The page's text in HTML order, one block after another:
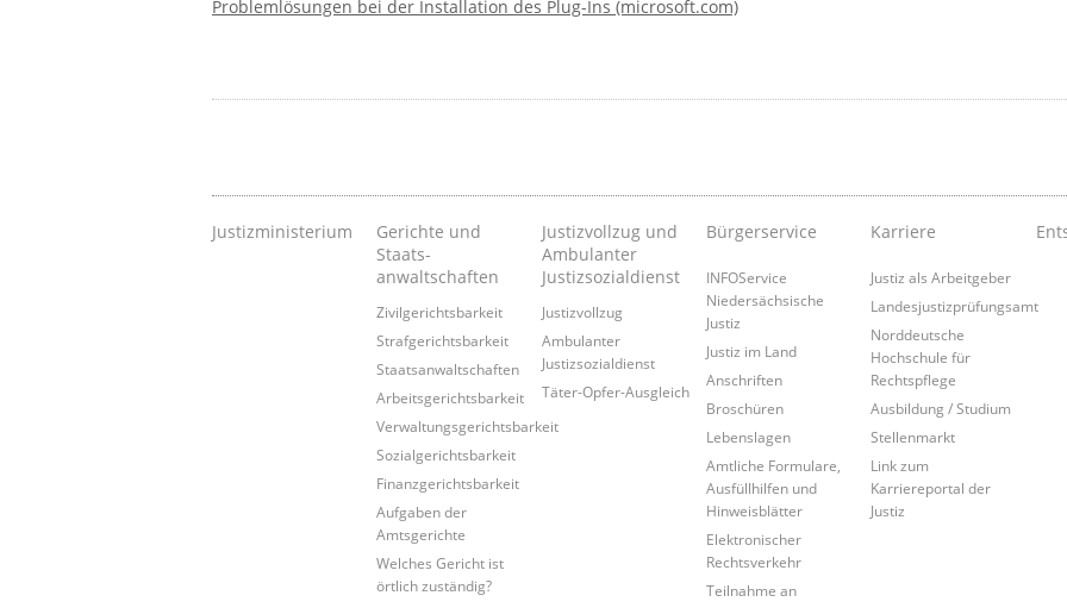
Problemlösungen bei der Installation des Plug-Ins (microsoft.com)
Justizministerium
Gerichte und
Staats-
anwaltschaften
Zivilgerichtsbarkeit
Strafgerichtsbarkeit
Staatsanwaltschaften
Arbeitsgerichtsbarkeit
Verwaltungsgerichtsbarkeit
Sozialgerichtsbarkeit
Finanzgerichtsbarkeit
Aufgaben der
Amtsgerichte
Welches Gericht ist
örtlich zuständig?
Justizvollzug und
Ambulanter
Justizsozialdienst
Justizvollzug
Ambulanter
Justizsozialdienst
Täter-Opfer-Ausgleich
Bürgerservice
INFOService
Niedersächsische
Justiz
Justiz im Land
Anschriften
Broschüren
Lebenslagen
Amtliche Formulare,
Ausfüllhilfen und
Hinweisblätter
Elektronischer
Rechtsverkehr
Teilnahme an
Karriere
Justiz als Arbeitgeber
Landesjustizprüfungsamt
Norddeutsche
Hochschule für
Rechtspflege
Ausbildung / Studium
Stellenmarkt
Link zum
Karriereportal der
Justiz